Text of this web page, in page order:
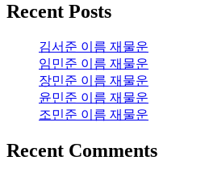
Recent Posts
김서준 이름 재물운
임민준 이름 재물운
장민준 이름 재물운
윤민준 이름 재물운
조민준 이름 재물운
Recent Comments